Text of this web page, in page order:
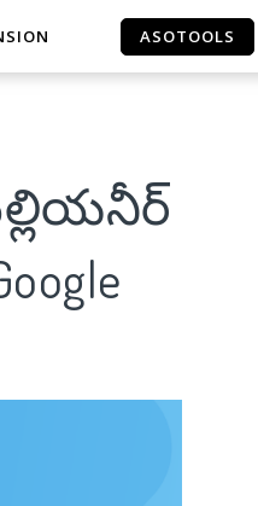
ASOTOOLS